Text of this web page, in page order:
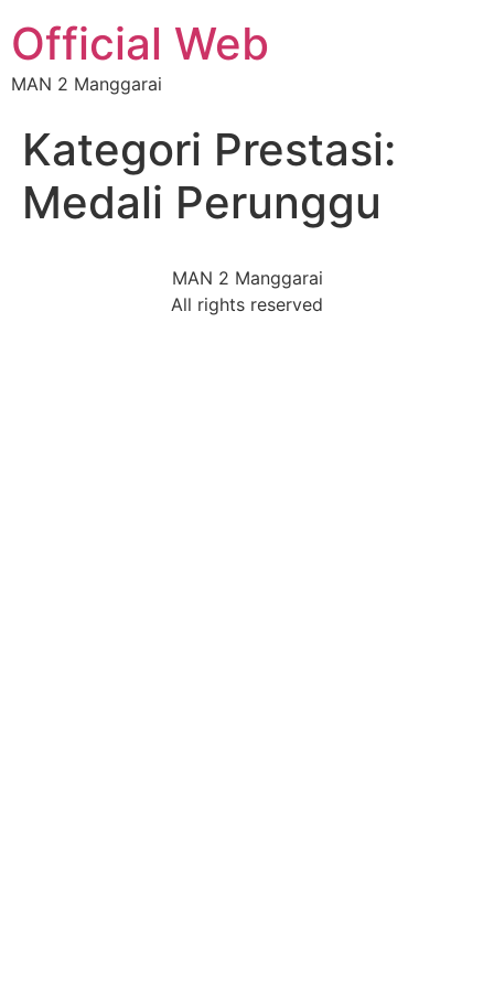
Official Web
MAN 2 Manggarai
Kategori Prestasi:
Medali Perunggu
MAN 2 Manggarai
All rights reserved